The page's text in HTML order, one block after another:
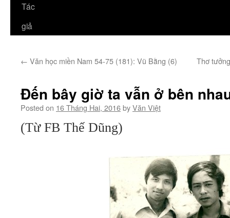
Tác
giả
← Văn học miền Nam 54-75 (181): Vũ Bằng (6) Thơ
Đến bây giờ ta vẫn ở bên
Posted on 16 Tháng Hai, 2016byVăn Việt
(Từ FB Thế Dũng)